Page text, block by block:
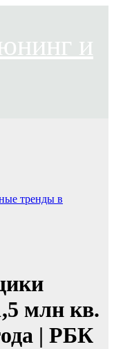
и
тренды в
млн кв.
| РБК